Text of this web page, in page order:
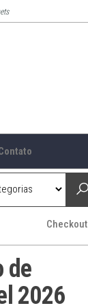
Checkout
de
2026